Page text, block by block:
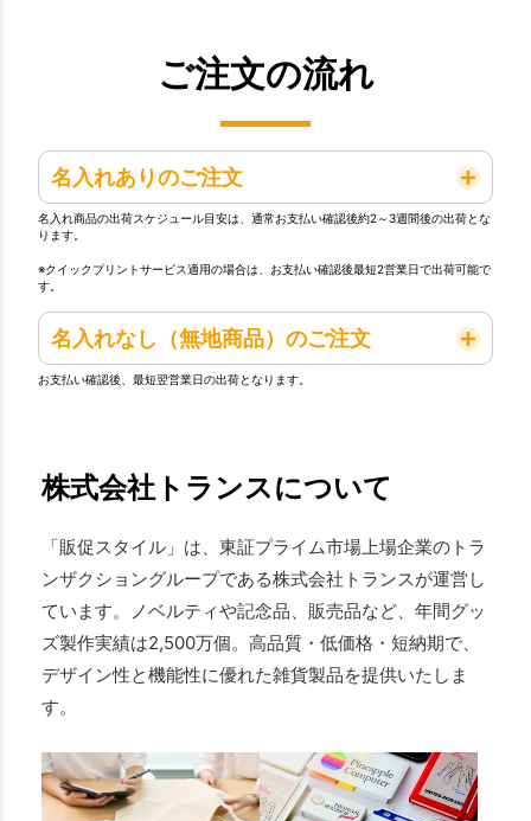
ご注文の流れ
名入れありのご注文
名入れ商品の出荷スケジュール目安は、通常お支払い確認後約2～3週間後の出荷とな
ります。
※クイックプリントサービス適用の場合は、お支払い確認後最短2営業日で出荷可能で
す。
名入れなし（無地商品）のご注文
お支払い確認後、最短翌営業日の出荷となります。
株式会社トランスについて
「販促スタイル」は、東証プライム市場上場企業のトラ
ンザクショングループである株式会社トランスが運営し
ています。ノベルティや記念品、販売品など、年間グッ
ズ製作実績は2,500万個。高品質・低価格・短納期で、
デザイン性と機能性に優れた雑貨製品を提供いたしま
す。